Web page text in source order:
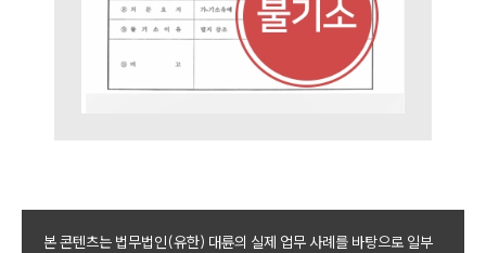
본 콘텐츠는 법무법인(유한) 대륜의 실제 업무 사례를 바탕으로 일부